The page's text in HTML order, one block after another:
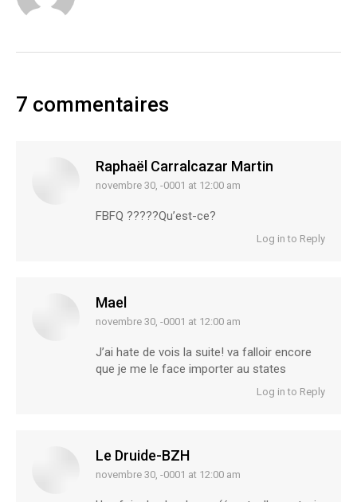
7 commentaires
Raphaël Carralcazar Martin
says:
novembre 30, -0001 at 12:00 am
FBFQ ?????Qu’est-ce?
Log in to Reply
Mael
says:
novembre 30, -0001 at 12:00 am
J’ai hate de vois la suite! va falloir encore
que je me le face importer au states
Log in to Reply
Le Druide-BZH
says:
novembre 30, -0001 at 12:00 am